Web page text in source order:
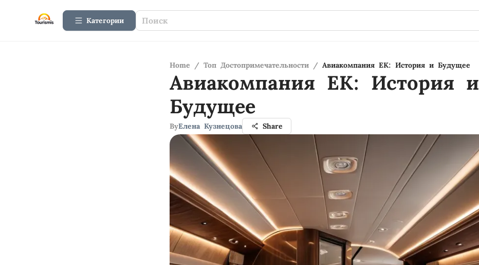
Категории
Home / Топ Достопримечательности / Авиакомпания EK: История и Будущее
Авиакомпания EK: История и
Будущее
ByЕлена Кузнецова Share